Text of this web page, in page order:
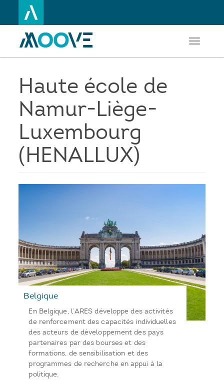
au
principal
Toggle
Haute école de
Namur-Liège-
Luxembourg
(HENALLUX)
Belgique
En Belgique, l’ARES développe des activités
de renforcement des capacités individuelles
des acteurs de développement des pays
partenaires par des bourses et des
formations, de sensibilisation et des
programmes de recherche en appui à la
politique.